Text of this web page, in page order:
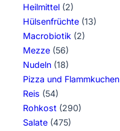
Heilmittel (2)
Hülsenfrüchte (13)
Macrobiotik (2)
Mezze (56)
Nudeln (18)
Pizza und Flammkuchen
Reis (54)
Rohkost (290)
Salate (475)